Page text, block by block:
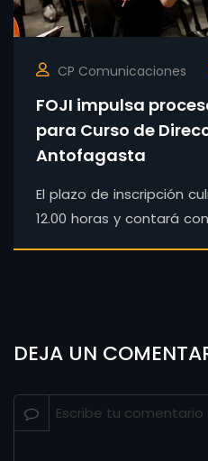
CP Comunicaciones
FOJI impulsa
para Curso de
Antofagasta
El plazo de inscripción
12.00 horas y contará
DEJA UN